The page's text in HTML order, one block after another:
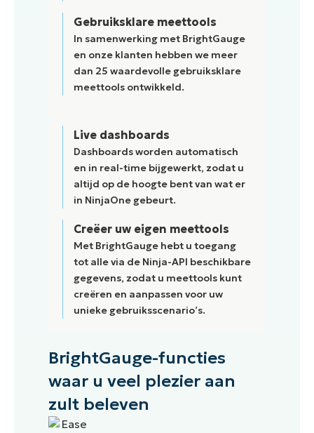
Gebruiksklare meettools
In samenwerking met BrightGauge
en onze klanten hebben we meer
dan 25 waardevolle gebruiksklare
meettools ontwikkeld.
Live dashboards
Dashboards worden automatisch
en in real-time bijgewerkt, zodat u
altijd op de hoogte bent van wat er
in NinjaOne gebeurt.
Creëer uw eigen meettools
Met BrightGauge hebt u toegang
tot alle via de Ninja-API beschikbare
gegevens, zodat u meettools kunt
creëren en aanpassen voor uw
unieke gebruiksscenario’s.
BrightGauge-functies
waar u veel plezier aan
zult beleven